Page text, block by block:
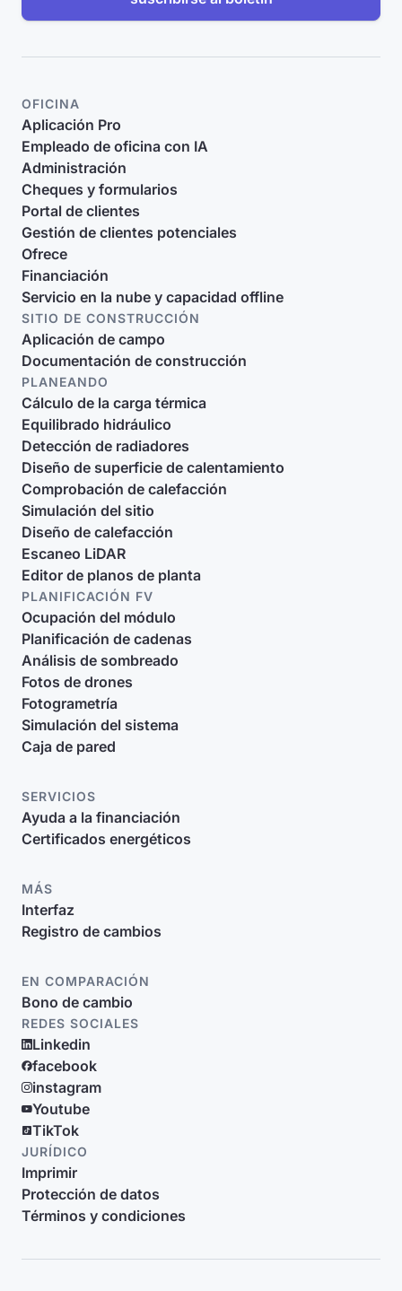
OFICINA
Aplicación Pro
Empleado de oficina con IA
Administración
Cheques y formularios
Portal de clientes
Gestión de clientes potenciales
Ofrece
Financiación
Servicio en la nube y capacidad offline
SITIO DE CONSTRUCCIÓN
Aplicación de campo
Documentación de construcción
PLANEANDO
Cálculo de la carga térmica
Equilibrado hidráulico
Detección de radiadores
Diseño de superficie de calentamiento
Comprobación de calefacción
Simulación del sitio
Diseño de calefacción
Escaneo LiDAR
Editor de planos de planta
PLANIFICACIÓN FV
Ocupación del módulo
Planificación de cadenas
Análisis de sombreado
Fotos de drones
Fotogrametría
Simulación del sistema
Caja de pared
SERVICIOS
Ayuda a la financiación
Certificados energéticos
MÁS
Interfaz
Registro de cambios
EN COMPARACIÓN
Bono de cambio
REDES SOCIALES
Linkedin
facebook
instagram
Youtube
TikTok
JURÍDICO
Imprimir
Protección de datos
Términos y condiciones